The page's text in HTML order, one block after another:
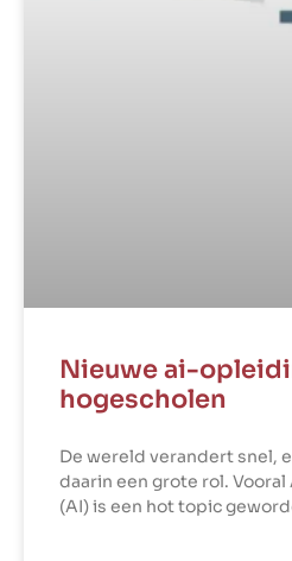
Nieuwe ai-
hogescholen
De wereld verandert snel,
daarin een grote rol.
(AI) is een hot topic